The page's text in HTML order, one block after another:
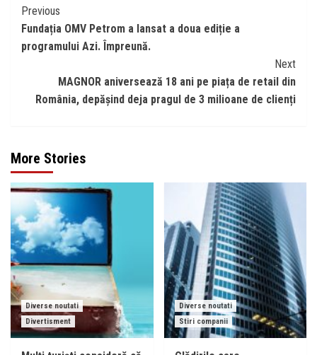
Continue
Reading
Previous
Fundația OMV Petrom a lansat a doua ediție a
programului Azi. Împreună.
Next
MAGNOR aniversează 18 ani pe piața de retail din
România, depășind deja pragul de 3 milioane de clienți
More Stories
Diverse noutati
Divertisment
Diverse noutati
Stiri companii